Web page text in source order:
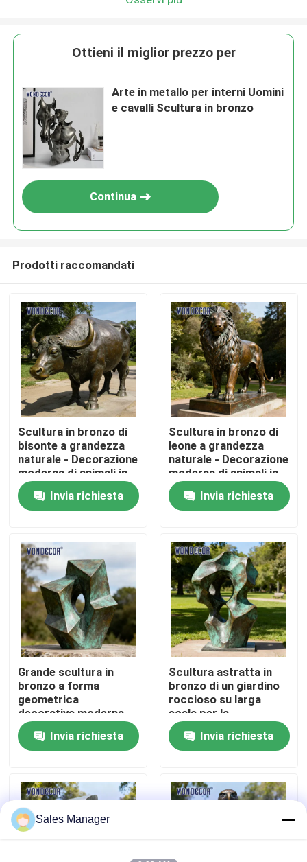
Casa
Prodotti
Chi siamo
Fatory Tour
Controllo di qualità
Contattaci
Richiedere un preventivo
Le statue bronzee scolpiscono
Ottieni il miglior prezzo per
Arte in metallo per interni Uomini
e cavalli Scultura in bronzo
Continua
Prodotti raccomandati
Scultura in bronzo di
bisonte a grandezza
naturale - Decorazione
moderna di animali in
metallo per parchi
all&#39;aperto
Invia richiesta
Scultura in bronzo di
leone a grandezza
naturale - Decorazione
moderna di animali in
metallo per piazze
all&#39;aperto
Invia richiesta
Grande scultura in
bronzo a forma
geometrica
decorativa moderna
per esterni in metallo
per quadratiInvia richiesta
Scultura astratta in
bronzo di un giardino
roccioso su larga
scala per la
decorazione del
giardinoInvia richiesta
Sales Manager